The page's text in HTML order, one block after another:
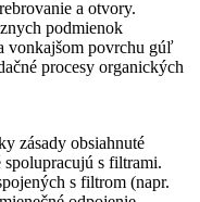
a otvory.
podmienok
vonkajšom povrchu gúľ
procesy organických
zásady obsiahnuté
s filtrami.
s filtrom (napr.